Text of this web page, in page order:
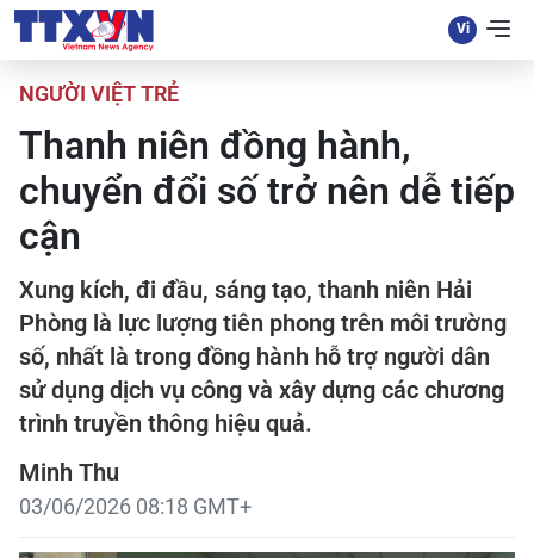
NGƯỜI VIỆT TRẺ
Thanh niên đồng hành,
chuyển đổi số trở nên dễ tiếp
cận
Xung kích, đi đầu, sáng tạo, thanh niên Hải
Phòng là lực lượng tiên phong trên môi trường
số, nhất là trong đồng hành hỗ trợ người dân
sử dụng dịch vụ công và xây dựng các chương
trình truyền thông hiệu quả.
Minh Thu
03/06/2026 08:18 GMT+